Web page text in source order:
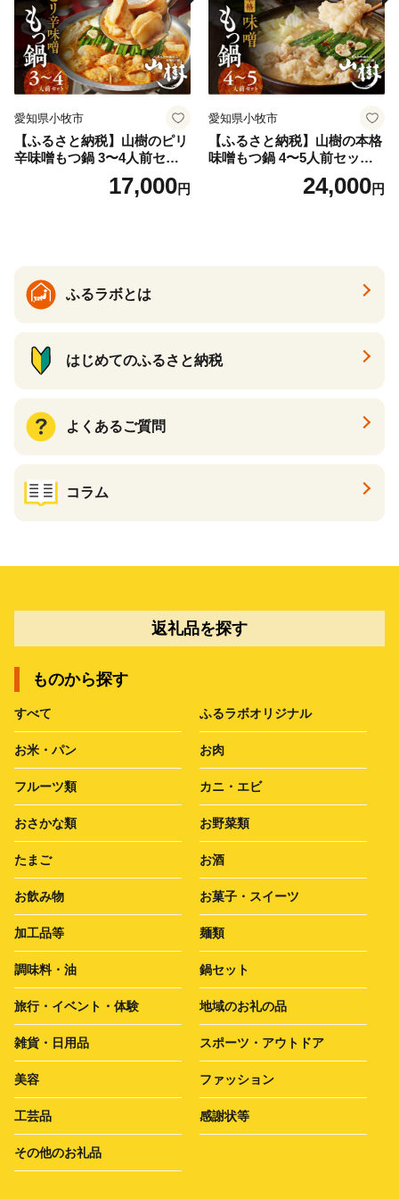
愛知県小牧市
【ふるさと納税】山樹のピリ
辛味噌もつ鍋 3〜4人前セッ
ト 山樹 国産 牛もつ ホルモン
モツ オンライン飲み会 ホー
17,000円
愛知県小牧市
【ふるさと納税】山樹の本格
味噌もつ鍋 4〜5人前セット
山樹 国産 牛もつ ホルモン モ
ツ オンライン飲み会 ホーム
24,000円
ふるラボとは
はじめてのふるさと納税
よくあるご質問
コラム
返礼品を探す
ものから探す
すべて ふるラボオリジナル
お米・パン お肉
フルーツ類 カニ・エビ
おさかな類 お野菜類
たまご お酒
お飲み物 お菓子・スイーツ
加工品等 麺類
調味料・油 鍋セット
旅行・イベント・体験 地域のお礼の品
雑貨・日用品 スポーツ・アウトドア
美容 ファッション
工芸品 感謝状等
その他のお礼品